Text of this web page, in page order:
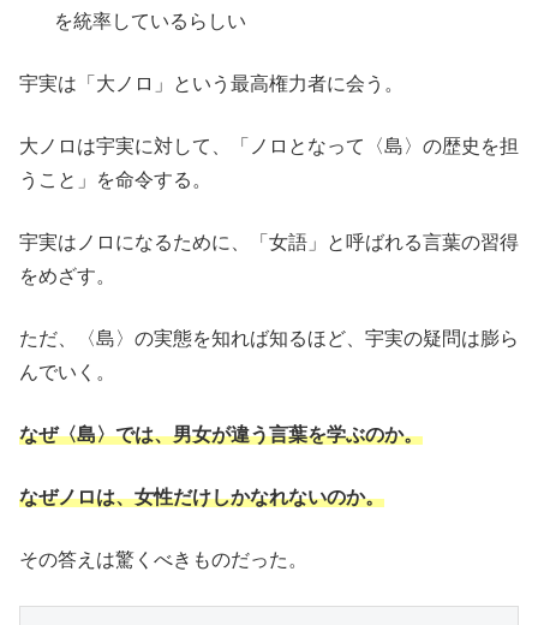
を統率しているらしい
宇実は「大ノロ」という最高権力者に会う。
大ノロは宇実に対して、「ノロとなって〈島〉の歴史を担
うこと」を命令する。
宇実はノロになるために、「女語」と呼ばれる言葉の習得
をめざす。
ただ、〈島〉の実態を知れば知るほど、宇実の疑問は膨ら
んでいく。
なぜ〈島〉では、男女が違う言葉を学ぶのか。
なぜノロは、女性だけしかなれないのか。
その答えは驚くべきものだった。